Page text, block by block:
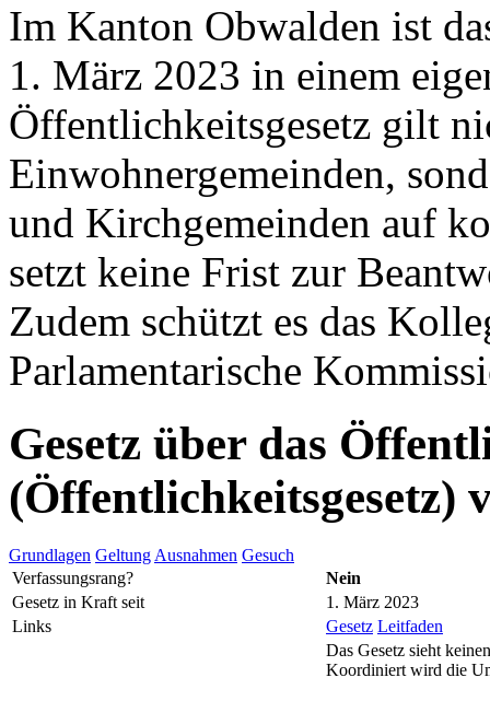
Im Kanton Obwalden ist
1. März 2023 in einem
Öffentlichkeitsgesetz gilt
Einwohnergemeinden,
und Kirchgemeinden auf
setzt keine Frist zur
Zudem schützt es das
Parlamentarische
Gesetz über das
(Öffentlichkeitsgesetz)
Grundlagen Geltung Ausnahmen Gesuch
Verfassungsrang?
Nein
Gesetz in Kraft seit
1. März 2023
Links
Gesetz Leitfaden
Das Gesetz sieht
Koordiniert wird die